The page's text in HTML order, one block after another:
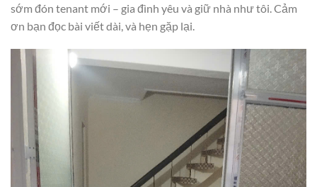
sớm đón tenant mới – gia đình yêu và giữ nhà như tôi. Cảm
ơn bạn đọc bài viết dài, và hẹn gặp lại.